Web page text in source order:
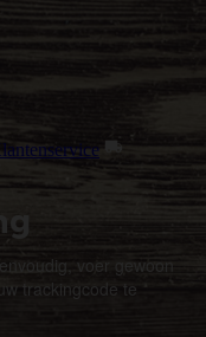
voer gewoon
trackingcode te